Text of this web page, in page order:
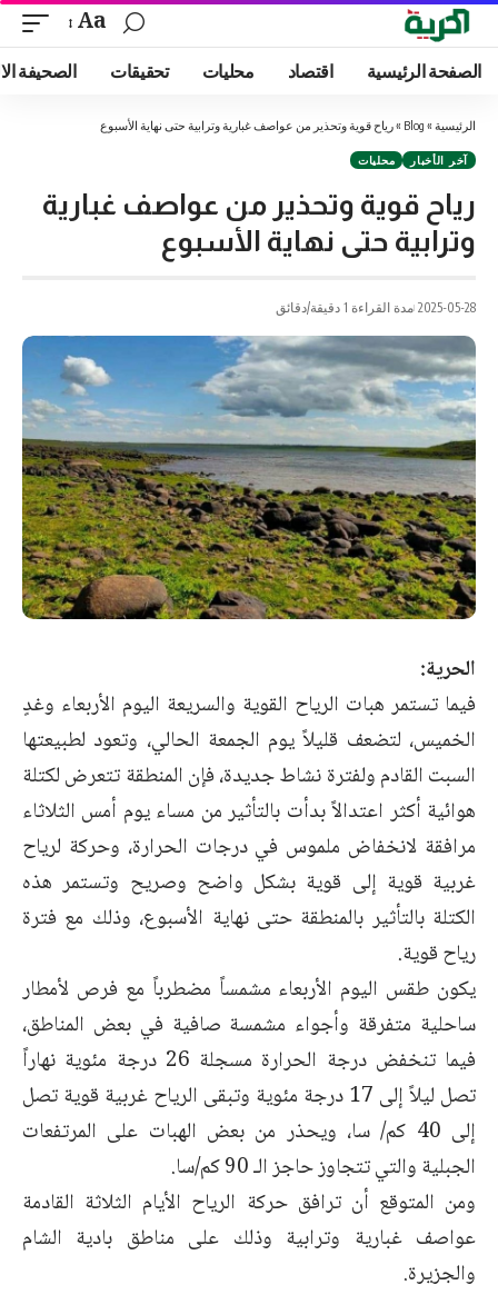
Aa
الصفحة الرئيسية اقتصاد محليات تحقيقات الصحيفة
الرئيسية »
Blog
»رياح قوية وتحذير من عواصف غبارية وترابية حتى نهاية الأسبوع
آخر الأخبار محليات
رياح قوية وتحذير من عواصف غبارية
وترابية حتى نهاية الأسبوع
2025-05-28 مدة القراءة 1 دقيقة/دقائق
الحرية:
فيما تستمر هبات الرياح القوية والسريعة اليوم الأربعاء وغدٍ
الخميس، لتضعف قليلاً يوم الجمعة الحالي، ‏وتعود لطبيعتها
السبت القادم ولفترة نشاط جديدة، فإن المنطقة تتعرض لكتلة
هوائية أكثر اعتدالاً بدأت ‏بالتأثير من مساء يوم أمس الثلاثاء
مرافقة لانخفاض ملموس في درجات الحرارة، وحركة لرياح
غربية ‏قوية إلى قوية بشكل واضح وصريح وتستمر هذه
الكتلة بالتأثير بالمنطقة حتى نهاية الأسبوع، وذلك مع ‏فترة
رياح قوية.‏
يكون طقس اليوم الأربعاء مشمساً مضطرباً مع فرص لأمطار
ساحلية متفرقة وأجواء مشمسة صافية ‏في بعض المناطق،
فيما تنخفض درجة الحرارة مسجلة 26 درجة مئوية نهاراً
تصل ليلاً إلى 17 درجة ‏مئوية وتبقى الرياح غربية قوية تصل
إلى 40 كم/ سا، ويحذر من بعض الهبات على المرتفعات
الجبلية ‏والتي تتجاوز حاجز الـ 90 كم/سا.‏
ومن المتوقع أن ترافق حركة الرياح الأيام الثلاثة القادمة
عواصف غبارية وترابية وذلك على مناطق ‏بادية الشام
والجزيرة.‏